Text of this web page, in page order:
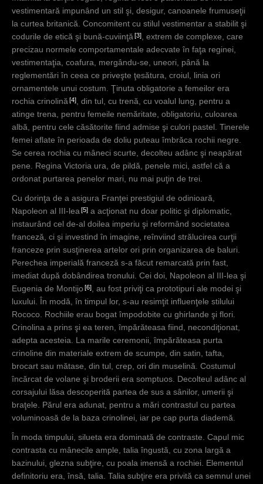
vestimentară impunând un stil şi, desigur, canoanele frumuseţii
la curtea britanică. Concomitent cu stilul vestimentar a stabilit şi
codurile de etică şi bună-cuviinţă 3 , extrem de complexe, care
precizau normele comportamentale adecvate în faţa reginei,
vestimentaţia, coafura, mergându-se, uneori, până la
reglementări în ceea ce priveşte ţesătura, croiul, linia ori
ornamentele unui costum. Ţinuta obligatorie a femeilor era
rochia crinolină 4 , din tul, cu trenă, cu voalul lung, pentru a
atinge trena, pentru femeile nemăritate, obligatoriu, culoarea
albă, pentru cele căsătorite fiind admise şi culori pastel. Tinerele
femei aflate în perioada de doliu puteau îmbrăca rochii negre.
Se cerea rochia cu mâneci scurte, decolteu adânc şi neapărat
pene. Regina Victoria ura, de pildă, penele mici, astfel că a
ordonat purtarea penelor mari, nu mai puţin de trei.
Cu dorinţa de a asigura Franţei prestigiul de odinioară,
Napoleon al III-lea 5 a acţionat nu doar politic şi diplomatic,
instaurând cel de-al doilea imperiu şi reformând societatea
franceză, ci şi investind în imagine, reînviind strălucirea curţii
franceze prin susţinerea artelor ori prin organizarea de baluri.
Perechea imperială franceză s-a făcut remarcată prin fast,
imediat după dobândirea tronului. Cei doi, Napoleon al III-lea şi
Eugenia de Montijo 6 , au fost priviţi ca prototipuri ale modei şi
luxului. În modă, în timpul lor, s-au resimţit influenţele stilului
Rococo. Rochiile erau bogat împodobite cu ghirlande şi flori.
Crinolina a prins şi ea teren, împărăteasa fiind, necondiţionat,
adepta acesteia. La marile ceremonii, împărăteasa purta
crinoline din materiale extrem de scumpe, din satin, tafta,
brocart sau mătase, din tul, crep, ori din muselină. Costumul
încărcat de volane şi broderii era somptuos. Decolteul adânc al
corsajului lăsa descoperită partea de sus a sânilor, umerii şi
braţele. Părul era adunat, pentru a mări contrastul cu partea
voluminoasă de la baza crinolinei, iar pe cap purta diademă.
În moda timpului, silueta era dominată de contraste. Capul mic
contrasta cu mânecile ample, talia îngustă, cu zona largă a
bazinului, glezna subţire, cu poala imensă a rochiei. Elementul
definitoriu era, însă, talia. Talia subţire era privită ca semnul unei